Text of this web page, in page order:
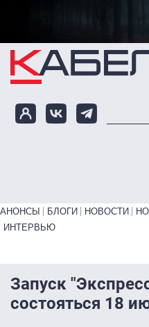
Перейти к основному
Primary links bottom
АНОНСЫ БЛОГИ НОВОСТИ
ИНТЕРВЬЮ
Запуск
состояться 18